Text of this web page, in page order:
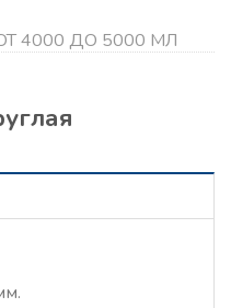
4000 ДО 5000 МЛ